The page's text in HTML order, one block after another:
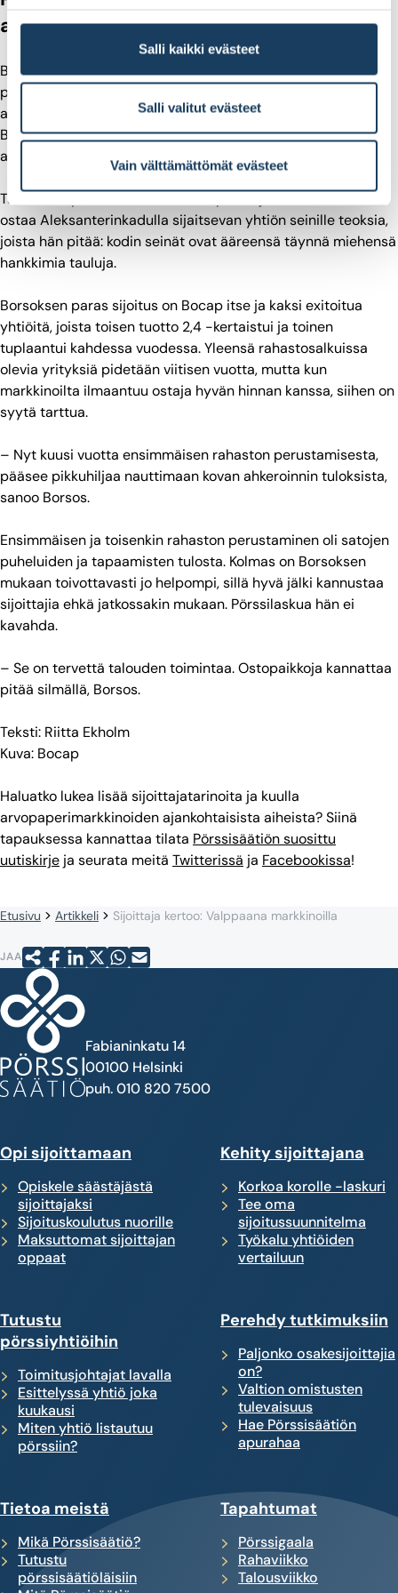
Salli kaikki evästeet
Salli valitut evästeet
Vain välttämättömät evästeet
asuntoja, taidetta
Borsos on sijoittajana hajauttaja. Oma
pääomasijoitusrahasto ja kohdeyhtiöt ovat päivätyö eikä
aikaa ole juuri laitettavaksi muihin kohteisiin. Silti hänellä on
Bocapin sijoitusten lisäksi enkelisijoituksia ja muutamia
asuntosijoituksia.
Taidetta myös, mutta niitä hän ei pidä sijoituksina, vaan
ostaa Aleksanterinkadulla sijaitsevan yhtiön seinille teoksia,
joista hän pitää: kodin seinät ovat ääreensä täynnä miehensä
hankkimia tauluja.
Borsoksen paras sijoitus on Bocap itse ja kaksi exitoitua
yhtiöitä, joista toisen tuotto 2,4 -kertaistui ja toinen
tuplaantui kahdessa vuodessa. Yleensä rahastosalkuissa
olevia yrityksiä pidetään viitisen vuotta, mutta kun
markkinoilta ilmaantuu ostaja hyvän hinnan kanssa, siihen on
syytä tarttua.
– Nyt kuusi vuotta ensimmäisen rahaston perustamisesta,
pääsee pikkuhiljaa nauttimaan kovan ahkeroinnin tuloksista,
sanoo Borsos.
Ensimmäisen ja toisenkin rahaston perustaminen oli satojen
puheluiden ja tapaamisten tulosta. Kolmas on Borsoksen
mukaan toivottavasti jo helpompi, sillä hyvä jälki kannustaa
sijoittajia ehkä jatkossakin mukaan. Pörssilaskua hän ei
kavahda.
– Se on tervettä talouden toimintaa. Ostopaikkoja kannattaa
pitää silmällä, Borsos.
Teksti: Riitta Ekholm
Kuva: Bocap
Haluatko lukea lisää sijoittajatarinoita ja kuulla
arvopaperimarkkinoiden ajankohtaisista aiheista? Siinä
tapauksessa kannattaa tilata Pörssisäätiön suosittu
uutiskirje ja seurata meitä Twitterissä ja Facebookissa!
Etusivu Artikkeli Sijoittaja kertoo: Valppaana markkinoilla
JAA
Fabianinkatu 14
00100 Helsinki
puh. 010 820 7500
Opi sijoittamaan
Opiskele säästäjästä
sijoittajaksi
Sijoituskoulutus nuorille
Maksuttomat sijoittajan
oppaat
Kehity sijoittajana
Korkoa korolle -laskuri
Tee oma
sijoitussuunnitelma
Työkalu yhtiöiden
vertailuun
Tutustu
pörssiyhtiöihin
Toimitusjohtajat lavalla
Esittelyssä yhtiö joka
kuukausi
Miten yhtiö listautuu
pörssiin?
Perehdy tutkimuksiin
Paljonko osakesijoittajia
on?
Valtion omistusten
tulevaisuus
Hae Pörssisäätiön
apurahaa
Tietoa meistä
Mikä Pörssisäätiö?
Tutustu
pörssisäätiöläisiin
Tapahtumat
Pörssigaala
Rahaviikko
Talousviikko